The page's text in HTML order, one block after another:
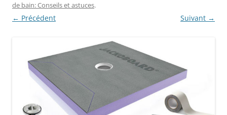
de bain: Conseils et astuces.
← Précédent Suivant →